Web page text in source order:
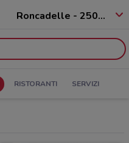
Roncadelle - 25030
RISTORANTI SERVIZI